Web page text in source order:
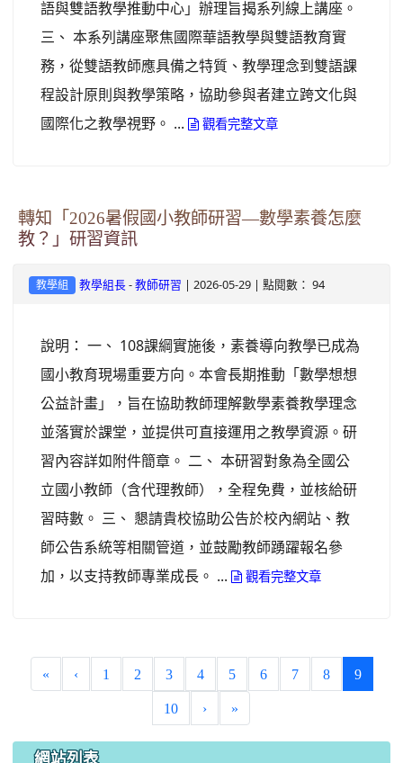
語與雙語教學推動中心」辦理旨揭系列線上講座。
三、 本系列講座聚焦國際華語教學與雙語教育實
務，從雙語教師應具備之特質、教學理念到雙語課
程設計原則與教學策略，協助參與者建立跨文化與
國際化之教學視野。 ...
觀看完整文章
轉知「2026暑假國小教師研習—數學素養怎麼
教？」研習資訊
教學組 教學組長- 教師研習 | 2026-05-29 | 點閱數： 94
說明： 一、 108課綱實施後，素養導向教學已成為
國小教育現場重要方向。本會長期推動「數學想想
公益計畫」，旨在協助教師理解數學素養教學理念
並落實於課堂，並提供可直接運用之教學資源。研
習內容詳如附件簡章。 二、 本研習對象為全國公
立國小教師（含代理教師），全程免費，並核給研
習時數。 三、 懇請貴校協助公告於校內網站、教
師公告系統等相關管道，並鼓勵教師踴躍報名參
加，以支持教師專業成長。 ...
觀看完整文章
« ‹ 1 2 3 4 5 6 7 8 9
10 › »
網站列表